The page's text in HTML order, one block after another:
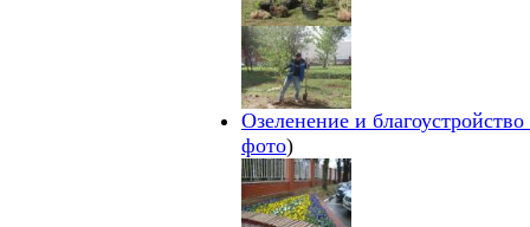
Озеленение и
фото)